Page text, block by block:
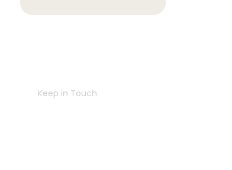
Keep in Touch